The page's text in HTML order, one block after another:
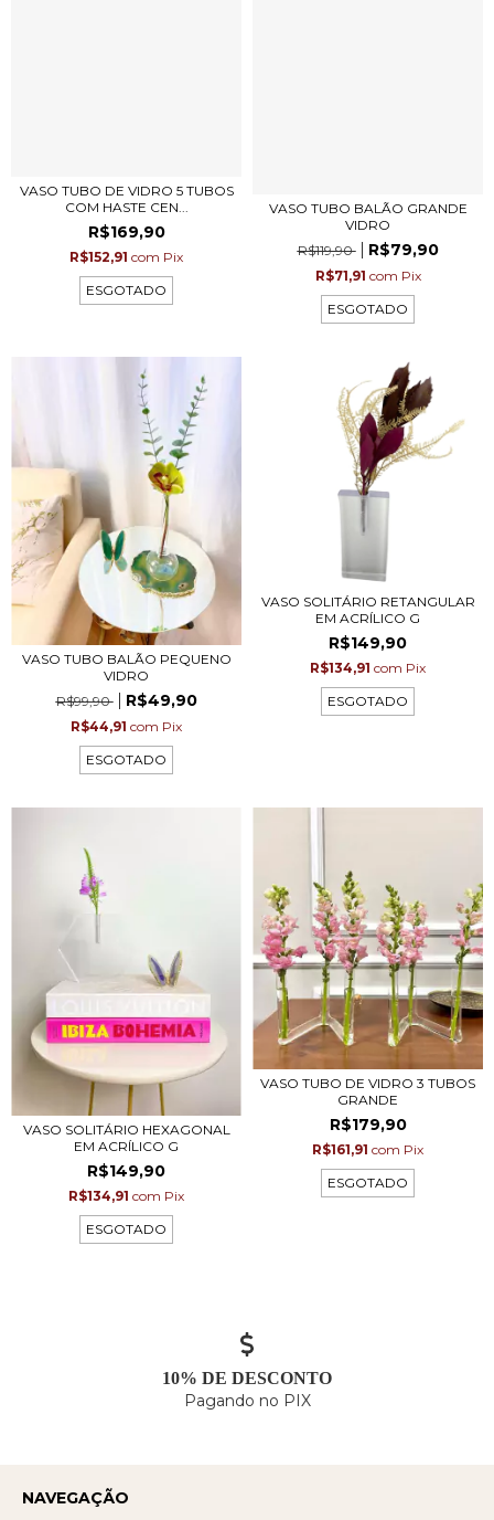
VASO TUBO DE VIDRO 5 TUBOS
COM HASTE CEN...
R$169,90
R$152,91 com Pix
ESGOTADO
VASO TUBO BALÃO GRANDE
VIDRO
R$119,90
R$79,90
R$71,91 com Pix
ESGOTADO
VASO TUBO BALÃO PEQUENO
VIDRO
R$99,90
R$49,90
R$44,91 com Pix
ESGOTADO
VASO SOLITÁRIO RETANGULAR
EM ACRÍLICO G
R$149,90
R$134,91 com Pix
ESGOTADO
VASO SOLITÁRIO HEXAGONAL
EM ACRÍLICO G
R$149,90
R$134,91 com Pix
ESGOTADO
VASO TUBO DE VIDRO 3 TUBOS
GRANDE
R$179,90
R$161,91 com Pix
ESGOTADO
10% DE DESCONTO
Pagando no PIX
NAVEGAÇÃO